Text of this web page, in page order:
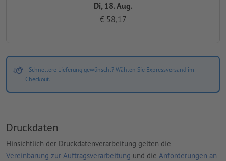
Di, 18. Aug.
€ 58,17
Schnellere Lieferung gewünscht? Wählen Sie Expressversand im
Checkout.
Druckdaten
Hinsichtlich der Druckdatenverarbeitung gelten die
Vereinbarung zur Auftragsverarbeitung und die Anforderungen an